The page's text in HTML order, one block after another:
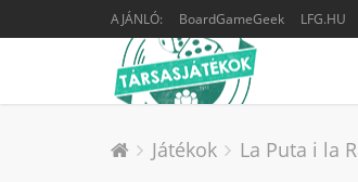
AJÁNLÓ: BoardGameGeek LFG.HU
Játékok La Puta i la